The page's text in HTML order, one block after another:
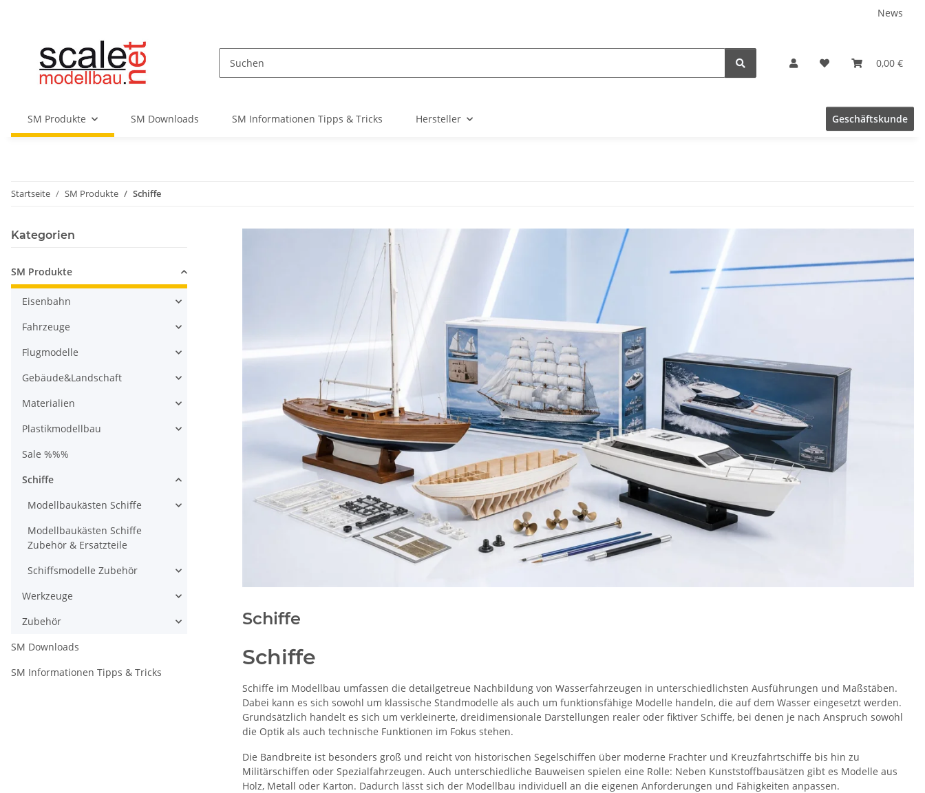
News
0,00 €
SM Produkte SM Downloads SM Informationen Tipps & Tricks Hersteller Geschäftskunde
Startseite SM Produkte Schiffe
Schiffe
Schiffe
Schiffe im Modellbau umfassen die detailgetreue Nachbildung von Wasserfahrzeugen in unterschiedlichsten Ausführungen und Maßstäben.
Dabei kann es sich sowohl um klassische Standmodelle als auch um funktionsfähige Modelle handeln, die auf dem Wasser eingesetzt werden.
Grundsätzlich handelt es sich um verkleinerte, dreidimensionale Darstellungen realer oder fiktiver Schiffe, bei denen je nach Anspruch sowohl
die Optik als auch technische Funktionen im Fokus stehen.
Die Bandbreite ist besonders groß und reicht von historischen Segelschiffen über moderne Frachter und Kreuzfahrtschiffe bis hin zu
Militärschiffen oder Spezialfahrzeugen. Auch unterschiedliche Bauweisen spielen eine Rolle: Neben Kunststoffbausätzen gibt es Modelle aus
Holz, Metall oder Karton. Dadurch lässt sich der Modellbau individuell an die eigenen Anforderungen und Fähigkeiten anpassen.
Kategorien
SM Produkte
Eisenbahn
Fahrzeuge
Flugmodelle
Gebäude&Landschaft
Materialien
Plastikmodellbau
Sale %%%
Schiffe
Modellbaukästen Schiffe
Modellbaukästen Schiffe
Zubehör & Ersatzteile
Schiffsmodelle Zubehör
Werkzeuge
Zubehör
SM Downloads
SM Informationen Tipps & Tricks